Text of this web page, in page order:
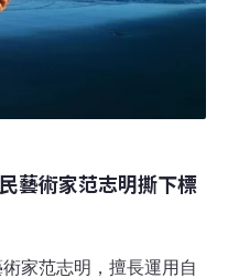
案件一而再再而三送審，
會駁回滿地富。針對本
聲明
藝術家范志明撕下標
家范志明，擅長運用自